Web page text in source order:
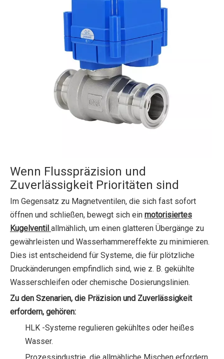
Wenn Flusspräzision und
Zuverlässigkeit Prioritäten sind
Im Gegensatz zu Magnetventilen, die sich fast sofort
öffnen und schließen, bewegt sich ein motorisiertes
Kugelventil allmählich, um einen glatteren Übergänge zu
gewährleisten und Wasserhammereffekte zu minimieren.
Dies ist entscheidend für Systeme, die für plötzliche
Druckänderungen empfindlich sind, wie z. B. gekühlte
Wasserschleifen oder chemische Dosierungslinien.
Zu den Szenarien, die Präzision und Zuverlässigkeit
erfordern, gehören:
HLK -Systeme regulieren gekühltes oder heißes
Wasser.